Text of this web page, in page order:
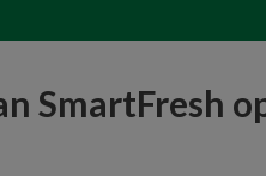
SmartFresh